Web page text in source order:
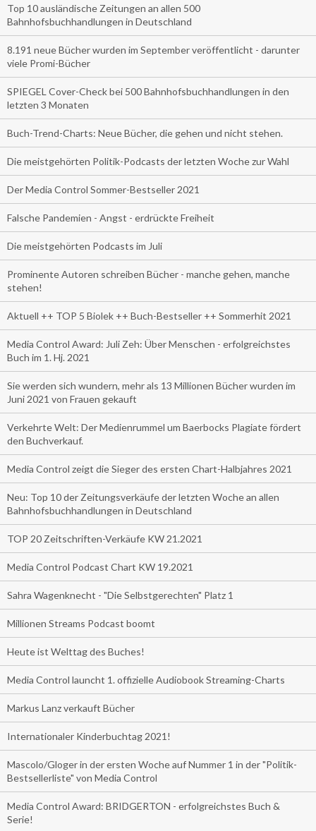
Top 10 ausländische Zeitungen an allen 500
Bahnhofsbuchhandlungen in Deutschland
8.191 neue Bücher wurden im September veröffentlicht - darunter
viele Promi-Bücher
SPIEGEL Cover-Check bei 500 Bahnhofsbuchhandlungen in den
letzten 3 Monaten
Buch-Trend-Charts: Neue Bücher, die gehen und nicht stehen.
Die meistgehörten Politik-Podcasts der letzten Woche zur Wahl
Der Media Control Sommer-Bestseller 2021
Falsche Pandemien - Angst - erdrückte Freiheit
Die meistgehörten Podcasts im Juli
Prominente Autoren schreiben Bücher - manche gehen, manche
stehen!
Aktuell ++ TOP 5 Biolek ++ Buch-Bestseller ++ Sommerhit 2021
Media Control Award: Juli Zeh: Über Menschen - erfolgreichstes
Buch im 1. Hj. 2021
Sie werden sich wundern, mehr als 13 Millionen Bücher wurden im
Juni 2021 von Frauen gekauft
Verkehrte Welt: Der Medienrummel um Baerbocks Plagiate fördert
den Buchverkauf.
Media Control zeigt die Sieger des ersten Chart-Halbjahres 2021
Neu: Top 10 der Zeitungsverkäufe der letzten Woche an allen
Bahnhofsbuchhandlungen in Deutschland
TOP 20 Zeitschriften-Verkäufe KW 21.2021
Media Control Podcast Chart KW 19.2021
Sahra Wagenknecht - "Die Selbstgerechten" Platz 1
Millionen Streams Podcast boomt
Heute ist Welttag des Buches!
Media Control launcht 1. offizielle Audiobook Streaming-Charts
Markus Lanz verkauft Bücher
Internationaler Kinderbuchtag 2021!
Mascolo/Gloger in der ersten Woche auf Nummer 1 in der "Politik-
Bestsellerliste" von Media Control
Media Control Award: BRIDGERTON - erfolgreichstes Buch &
Serie!